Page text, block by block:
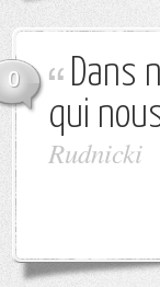
0
Dans
qui
Rudnicki